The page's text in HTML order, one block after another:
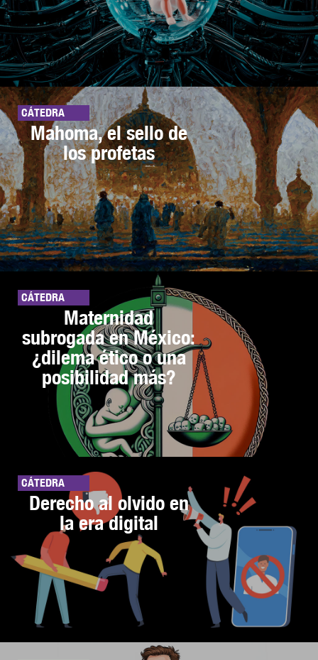
CÁTEDRA
Mahoma, el sello de
los profetas
CÁTEDRA
Maternidad
subrogada en México:
¿dilema ético o una
posibilidad más?
CÁTEDRA
Derecho al olvido en
la era digital